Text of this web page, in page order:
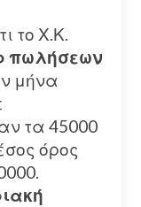
το Χ.Κ.
πωλήσεων
μήνα
τα 45000
όρος